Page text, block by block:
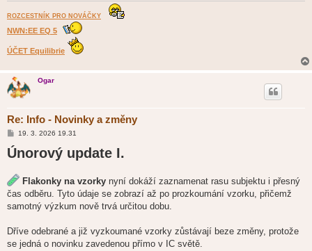
ROZCESTNÍK PRO NOVÁČKY
NWN:EE EQ 5
ÚČET Equilibrie
Ogar
Re: Info - Novinky a změny
P
í
s
ě
v
e
k
19. 3. 2026 19.31
Únorový update I.
Flakonky na vzorky nyní dokáží zaznamenat rasu subjektu i přesný
čas odběru. Tyto údaje se zobrazí až po prozkoumání vzorku, přičemž
samotný výzkum nově trvá určitou dobu.
Dříve odebrané a již vyzkoumané vzorky zůstávají beze změny, protože
se jedná o novinku zavedenou přímo v IC světě.